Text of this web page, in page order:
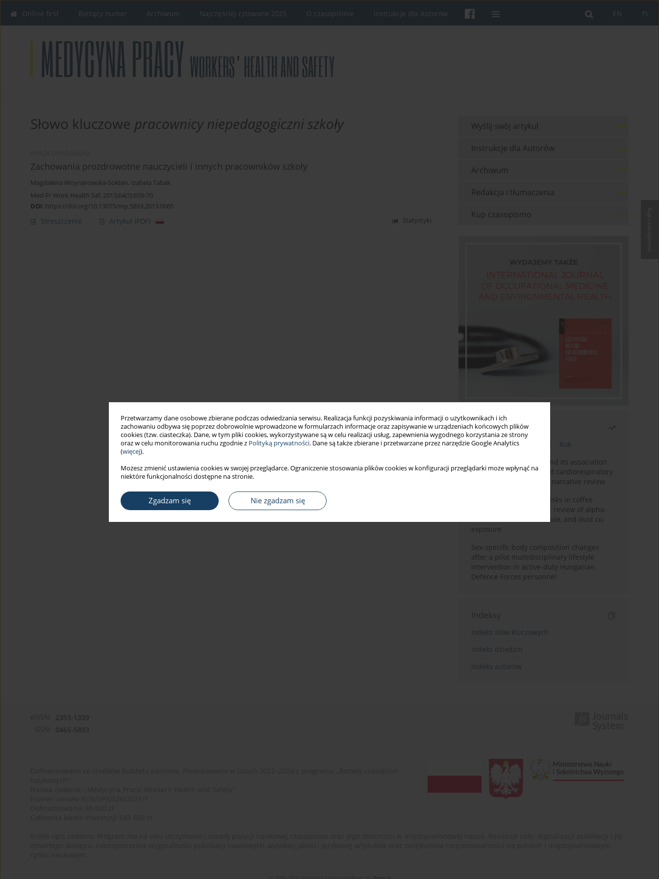
Przetwarzamy dane osobowe zbierane podczas odwiedzania serwisu. Realizacja funkcji pozyskiwania informacji o użytkownikach i ich
zachowaniu odbywa się poprzez dobrowolnie wprowadzone w formularzach informacje oraz zapisywanie w urządzeniach końcowych plików
cookies (tzw. ciasteczka). Dane, w tym pliki cookies, wykorzystywane są w celu realizacji usług, zapewnienia wygodnego korzystania ze strony
oraz w celu monitorowania ruchu zgodnie z Polityką prywatności. Dane są także zbierane i przetwarzane przez narzędzie Google Analytics
(więcej).
Możesz zmienić ustawienia cookies w swojej przeglądarce. Ograniczenie stosowania plików cookies w konfiguracji przeglądarki może wpłynąć na
niektóre funkcjonalności dostępne na stronie.
Zgadzam się Nie zgadzam się
PL
EN
Online first Bieżący numer Archiwum Najczęściej cytowane 2025 O czasopiśmie Instrukcje dla Autorów
Słowo kluczowe pracownicy niepedagogiczni szkoły
Zachowania prozdrowotne nauczycieli i innych pracowników szkoły
Magdalena Woynarowska-Sołdan, Izabela Tabak
Med Pr Work Health Saf. 2013;64(5):659-70
DOI: https://doi.org/10.13075/mp.5893.2013.0065
Streszczenie Artykuł (PDF) Statystyki
Wyślij swój artykuł
Instrukcje dla Autorów
Archiwum
Redakcja i tłumaczenia
Kup czasopismo
Najczęściej czytane
Bieżący numer Miesiąc
Rok
Occupational burnout and its association
with physical activity and cardiorespiratory
fitness among nurses: a narrative review
Synergistic respiratory risks in coffee
processing: a systematic review of alpha-
diketone, carbon monoxide, and dust co-
exposure
Sex-specific body composition changes
after a pilot multidisciplinary lifestyle
intervention in active-duty Hungarian
Defence Forces personnel
Indeksy
Indeks słów kluczowych
Indeks dziedzin
Indeks autorów
2353-1339
0465-5893